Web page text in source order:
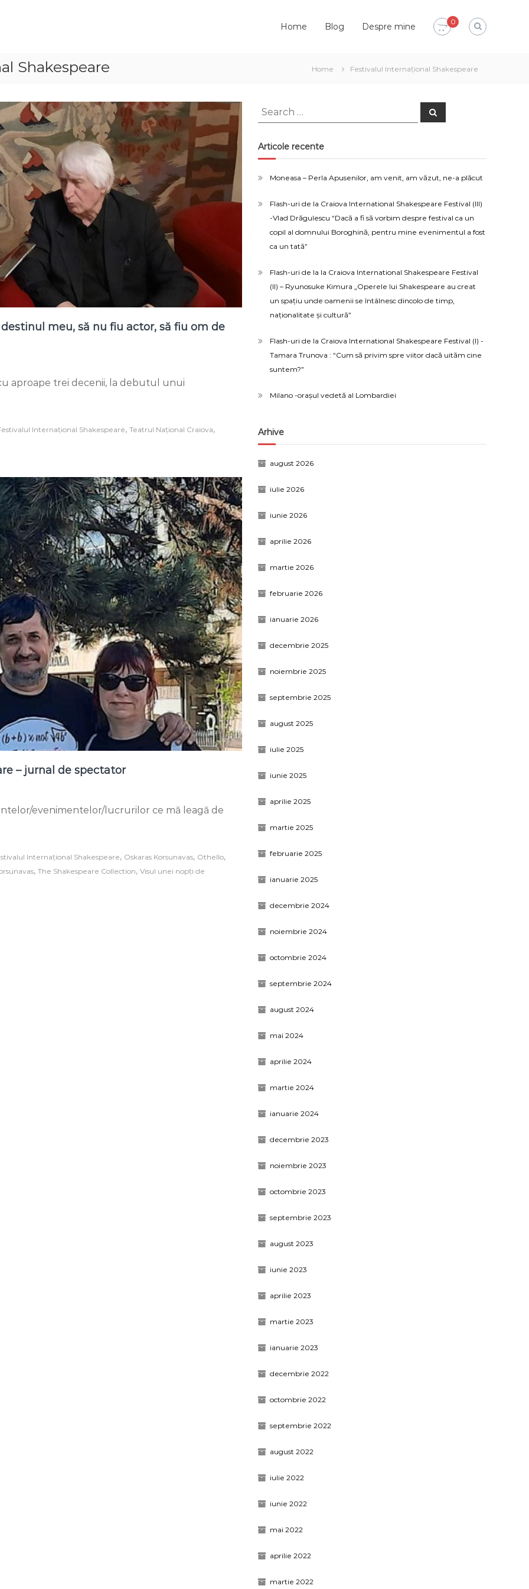
Home Blog Despre mine 0
Shakespeare Home Festivalul Internațional Shakespeare
meu, să nu fiu actor, să fiu om de
aproape trei decenii, la debutul unui
Internațional Shakespeare,Teatrul Național Craiova,
– jurnal de spectator
evenimentelor/lucrurilor ce mă leagă de
Internațional Shakespeare, Oskaras Korsunavas, Othello,
,The Shakespeare Collection,Visul unei nopți de
Search
for:
Search
Articole recente
Moneasa – Perla Apusenilor, am venit, am văzut, ne-a plăcut
Flash-uri de la Craiova International Shakespeare Festival (III)
-Vlad Drăgulescu “Dacă a fi să vorbim despre festival ca un
copil al domnului Boroghină, pentru mine evenimentul a fost
ca un tată”
Flash-uri de la la Craiova International Shakespeare Festival
(II) – Ryunosuke Kimura „Operele lui Shakespeare au creat
un spațiu unde oamenii se întâlnesc dincolo de timp,
naționalitate și cultură”
Flash-uri de la Craiova International Shakespeare Festival (I) -
Tamara Trunova : “Cum să privim spre viitor dacă uităm cine
suntem?”
Milano -orașul vedetă al Lombardiei
Arhive
august 2026
iulie 2026
iunie 2026
aprilie 2026
martie 2026
februarie 2026
ianuarie 2026
decembrie 2025
noiembrie 2025
septembrie 2025
august 2025
iulie 2025
iunie 2025
aprilie 2025
martie 2025
februarie 2025
ianuarie 2025
decembrie 2024
noiembrie 2024
octombrie 2024
septembrie 2024
august 2024
mai 2024
aprilie 2024
martie 2024
ianuarie 2024
decembrie 2023
noiembrie 2023
octombrie 2023
septembrie 2023
august 2023
iunie 2023
aprilie 2023
martie 2023
ianuarie 2023
decembrie 2022
octombrie 2022
septembrie 2022
august 2022
iulie 2022
iunie 2022
mai 2022
aprilie 2022
martie 2022